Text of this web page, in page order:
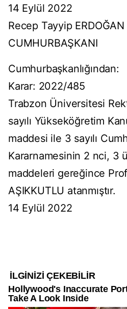
14 Eylül 2022
Recep Tayyip ERDOĞAN
CUMHURBAŞKANI
Cumhurbaşkanlığından:
Karar: 2022/485
Trabzon Üniversitesi
sayılı Yükseköğretim
maddesi ile 3 sayılı
Kararnamesinin 2 nci, 3
maddeleri gereğince
AŞIKKUTLU atanmıştır.
14 Eylül 2022